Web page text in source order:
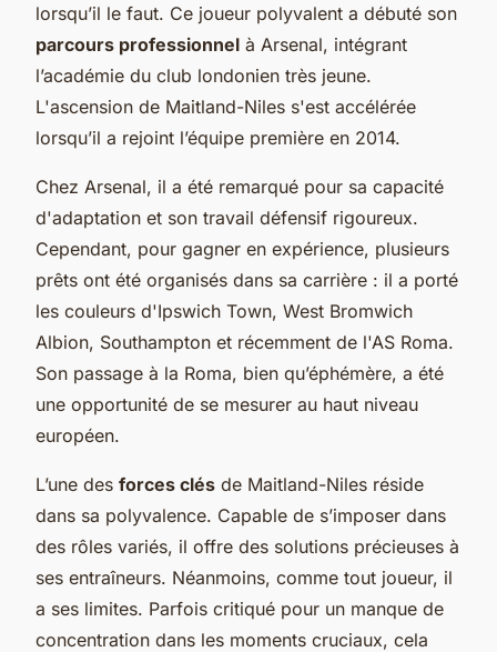
lorsqu’il le faut. Ce joueur polyvalent a débuté son
parcours professionnel à Arsenal, intégrant
l’académie du club londonien très jeune.
L'ascension de Maitland-Niles s'est accélérée
lorsqu’il a rejoint l’équipe première en 2014.
Chez Arsenal, il a été remarqué pour sa capacité
d'adaptation et son travail défensif rigoureux.
Cependant, pour gagner en expérience, plusieurs
prêts ont été organisés dans sa carrière : il a porté
les couleurs d'Ipswich Town, West Bromwich
Albion, Southampton et récemment de l'AS Roma.
Son passage à la Roma, bien qu’éphémère, a été
une opportunité de se mesurer au haut niveau
européen.
L’une des forces clés de Maitland-Niles réside
dans sa polyvalence. Capable de s’imposer dans
des rôles variés, il offre des solutions précieuses à
ses entraîneurs. Néanmoins, comme tout joueur, il
a ses limites. Parfois critiqué pour un manque de
concentration dans les moments cruciaux, cela